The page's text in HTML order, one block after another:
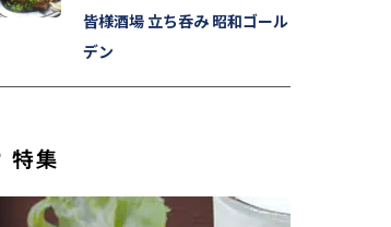
皆様酒場 立ち呑み 昭和ゴール
デン